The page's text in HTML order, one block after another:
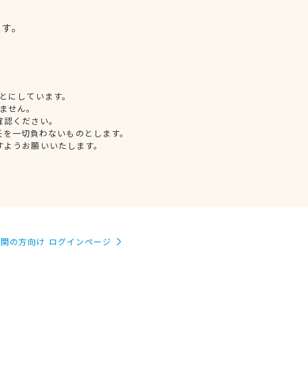
。
しています。
せん。
ください。
一切負わないものとします。
うお願いいたします。
の方向け ログインページ